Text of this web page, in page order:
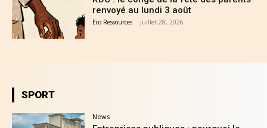
renvoyé au lundi 3 août
Eco Ressources - juillet 28, 2026
SPORT
News